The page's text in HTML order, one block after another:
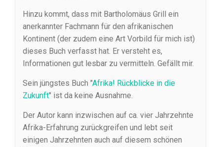
Hinzu kommt, dass mit Bartholomäus Grill ein
anerkannter Fachmann für den afrikanischen
Kontinent (der zudem eine Art Vorbild für mich ist)
dieses Buch verfasst hat. Er versteht es,
Informationen gut lesbar zu vermitteln. Gefällt mir.
Sein jüngstes Buch "Afrika! Rückblicke in die
Zukunft" ist da keine Ausnahme.
Der Autor kann inzwischen auf ca. vier Jahrzehnte
Afrika-Erfahrung zurückgreifen und lebt seit
einigen Jahrzehnten auch auf diesem schönen